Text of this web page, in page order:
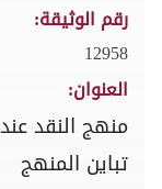
رقم الوثيقة:
12958
العنوان:
منهج النقد
تباين المنهج